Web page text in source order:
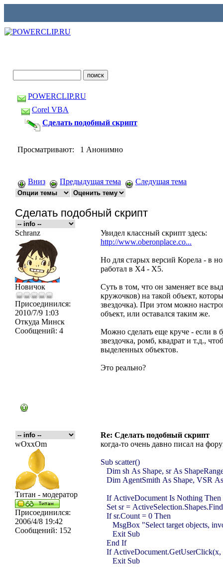
POWERCLIP.RU
Corel VBA
Сделать подобный скрипт
Просматривают: 1 Анонимно
Вниз Предыдущая тема Следущая тема
Сделать подобный скрипт
Schranz
Новичок
Присоединился:
2010/7/9 1:03
Откуда Минск
Сообщений: 4
Увидел классный скрипт здесь:
http://www.oberonplace.co...
Но для старых версий Корела - в
работал в Х4 - Х5.
Суть в том, что он заменяет все
кружочков) на такой объект,
звездочка). При этом можно
объект, или оставался таким же.
Можно сделать еще круче - если в
звездочка, ромб, квадрат и т.д.,
выделенных объектов.
Это реально?
Re: Сделать подобный скрипт
wOxxOm
Титан - модератор
Присоединился:
2006/4/8 19:42
Сообщений: 152
когда-то очень давно писал на
Sub scatter()
Dim sh As Shape, sr As
Dim AgentSmith As Shape, VSR
If ActiveDocument Is Nothing Then
Set sr =
If sr.Count = 0 Then
MsgBox "Select target objects,
Exit Sub
End If
If ActiveDocument.GetUserClick(x,
Exit Sub